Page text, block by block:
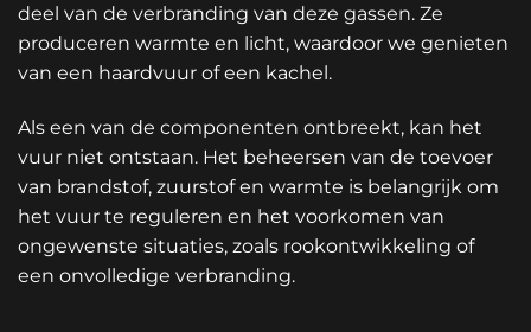
deel van de verbranding van deze gassen. Ze
produceren warmte en licht, waardoor we genieten
van een haardvuur of een kachel.
Als een van de componenten ontbreekt, kan het
vuur niet ontstaan. Het beheersen van de toevoer
van brandstof, zuurstof en warmte is belangrijk om
het vuur te reguleren en het voorkomen van
ongewenste situaties, zoals rookontwikkeling of
een onvolledige verbranding.